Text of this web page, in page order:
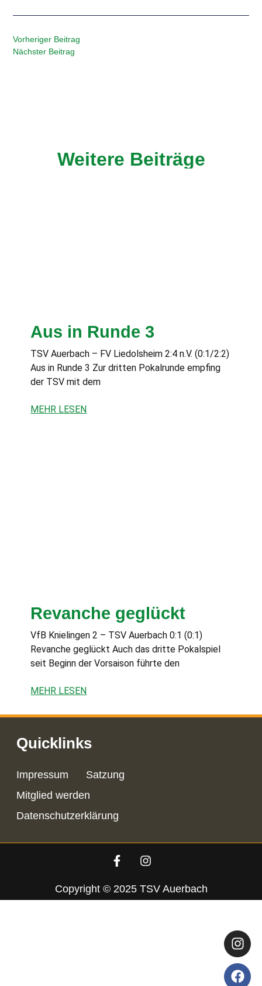
Vorheriger Beitrag
Nächster Beitrag
Weitere Beiträge
Aus in Runde 3
TSV Auerbach – FV Liedolsheim 2:4 n.V. (0:1/2:2)
Aus in Runde 3 Zur dritten Pokalrunde empfing
der TSV mit dem
MEHR LESEN
Revanche geglückt
VfB Knielingen 2 – TSV Auerbach 0:1 (0:1)
Revanche geglückt Auch das dritte Pokalspiel
seit Beginn der Vorsaison führte den
MEHR LESEN
Quicklinks
Impressum
Satzung
Mitglied werden
Datenschutzerklärung
Copyright © 2025 TSV Auerbach